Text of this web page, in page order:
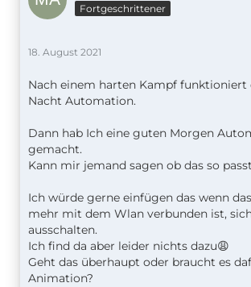
Fortgeschrittener
18. August 2021
Nach einem harten Kampf funktioniert
Nacht Automation.
Dann hab Ich eine guten Morgen
gemacht.
Kann mir jemand sagen ob das so
Ich würde gerne einfügen das wenn
mehr mit dem Wlan verbunden ist,
ausschalten.
Ich find da aber leider nichts dazu😩
Geht das überhaupt oder braucht es
Animation?